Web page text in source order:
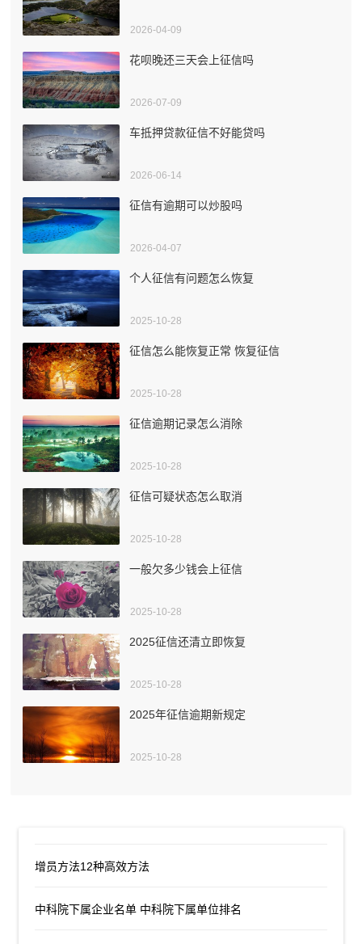
2026-04-09
花呗晚还三天会上征信吗
2026-07-09
车抵押贷款征信不好能贷吗
2026-06-14
征信有逾期可以炒股吗
2026-04-07
个人征信有问题怎么恢复
2025-10-28
征信怎么能恢复正常 恢复征信
2025-10-28
征信逾期记录怎么消除
2025-10-28
征信可疑状态怎么取消
2025-10-28
一般欠多少钱会上征信
2025-10-28
2025征信还清立即恢复
2025-10-28
2025年征信逾期新规定
2025-10-28
增员方法12种高效方法
中科院下属企业名单 中科院下属单位排名